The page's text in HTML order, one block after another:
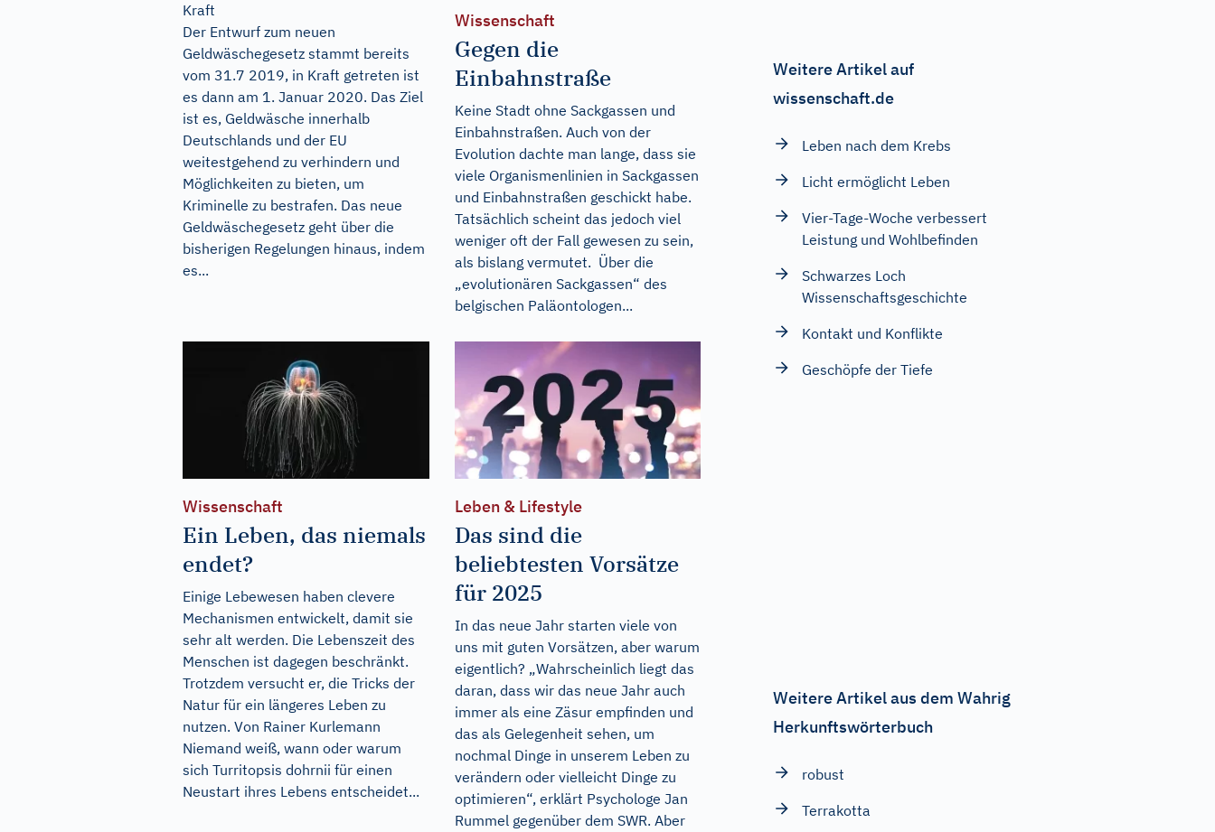
Kraft
Der Entwurf zum neuen
Geldwäschegesetz stammt bereits
vom 31.7 2019, in Kraft getreten ist
es dann am 1. Januar 2020. Das Ziel
ist es, Geldwäsche innerhalb
Deutschlands und der EU
weitestgehend zu verhindern und
Möglichkeiten zu bieten, um
Kriminelle zu bestrafen. Das neue
Geldwäschegesetz geht über die
bisherigen Regelungen hinaus, indem
es...
Wissenschaft
Gegen die
Einbahnstraße
Keine Stadt ohne Sackgassen und
Einbahnstraßen. Auch von der
Evolution dachte man lange, dass sie
viele Organismenlinien in Sackgassen
und Einbahnstraßen geschickt habe.
Tatsächlich scheint das jedoch viel
weniger oft der Fall gewesen zu sein,
als bislang vermutet. Über die
„evolutionären Sackgassen“ des
belgischen Paläontologen...
Wissenschaft
Ein Leben, das niemals
endet?
Einige Lebewesen haben clevere
Mechanismen entwickelt, damit sie
sehr alt werden. Die Lebenszeit des
Menschen ist dagegen beschränkt.
Trotzdem versucht er, die Tricks der
Natur für ein längeres Leben zu
nutzen. Von Rainer Kurlemann
Niemand weiß, wann oder warum
sich Turritopsis dohrnii für einen
Neustart ihres Lebens entscheidet...
Leben & Lifestyle
Das sind die
beliebtesten Vorsätze
für 2025
In das neue Jahr starten viele von
uns mit guten Vorsätzen, aber warum
eigentlich? „Wahrscheinlich liegt das
daran, dass wir das neue Jahr auch
immer als eine Zäsur empfinden und
das als Gelegenheit sehen, um
nochmal Dinge in unserem Leben zu
verändern oder vielleicht Dinge zu
optimieren“, erklärt Psychologe Jan
Rummel gegenüber dem SWR. Aber
Weitere Artikel auf
wissenschaft.de
Leben nach dem Krebs
Licht ermöglicht Leben
Vier-Tage-Woche verbessert
Leistung und Wohlbefinden
Schwarzes Loch
Wissenschaftsgeschichte
Kontakt und Konflikte
Geschöpfe der Tiefe
Weitere Artikel aus dem Wahrig
Herkunftswörterbuch
robust
Terrakotta